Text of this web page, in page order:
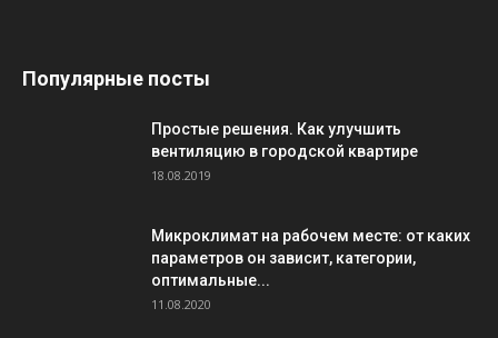
Популярные посты
Простые решения. Как улучшить
вентиляцию в городской квартире
18.08.2019
Микроклимат на рабочем месте: от каких
параметров он зависит, категории,
оптимальные...
11.08.2020